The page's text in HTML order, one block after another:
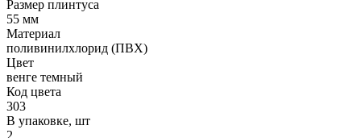
Размер плинтуса
55 мм
Материал
поливинилхлорид (ПВХ)
Цвет
венге темный
Код цвета
303
В упаковке, шт